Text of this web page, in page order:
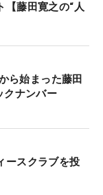
人が、プレー
ジー・チャリ
進出。藤田
。
【藤田寛之の“人
ら始まった藤田
クナンバー
スクラブを投